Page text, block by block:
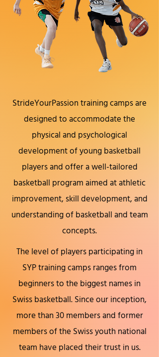
StrideYourPassion training camps are
designed to accommodate the
physical and psychological
development of young basketball
players and offer a well-tailored
basketball program aimed at athletic
improvement, skill development, and
understanding of basketball and team
concepts.
The level of players participating in
SYP training camps ranges from
beginners to the biggest names in
Swiss basketball. Since our inception,
more than 30 members and former
members of the Swiss youth national
team have placed their trust in us.